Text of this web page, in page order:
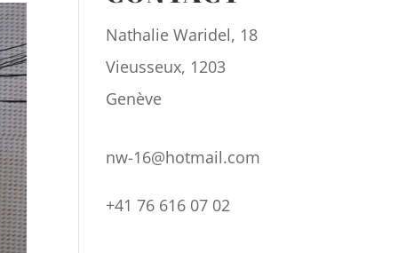
Nathalie Waridel, 18
Vieusseux, 1203
Genève
nw-16@hotmail.com
+41 76 616 07 02